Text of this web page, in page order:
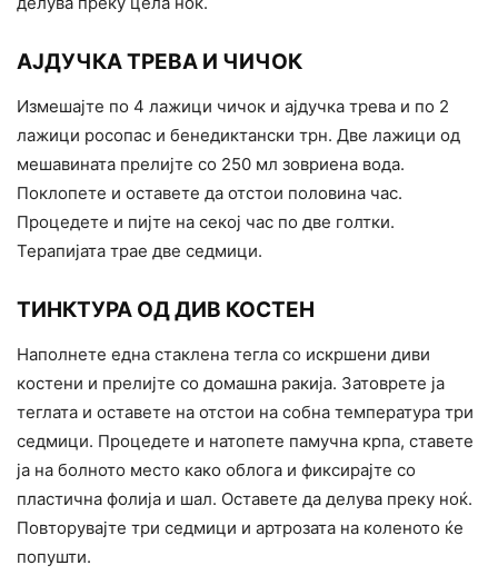
АЈДУЧКА ТРЕВА И ЧИЧОК
Измешајте по 4 лажици чичок и ајдучка трева и по 2
лажици росопас и бенедиктански трн. Две лажици од
мешавината прелијте со 250 мл зовриена вода.
Поклопете и оставете да отстои половина час.
Процедете и пијте на секој час по две голтки.
Терапијата трае две седмици.
ТИНКТУРА ОД ДИВ КОСТЕН
Наполнете една стаклена тегла со искршени диви
костени и прелијте со домашна ракија. Затоврете ја
теглата и оставете на отстои на собна температура три
седмици. Процедете и натопете памучна крпа, ставете
ја на болното место како облога и фиксирајте со
пластична фолија и шал. Оставете да делува преку ноќ.
Повторувајте три седмици и артрозата на коленото ќе
попушти.